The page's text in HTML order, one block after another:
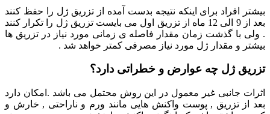
بیشتر افراد برای اینکه نتیجه بدست آمده از تزریق ژل را حفظ کنند
بعد از 9 الی 12 ماه از تزریق اول می بایست تزریق ژل را تکرار کنند
. ولی با گذشت زمان مقدار فاصله ی زمانی مورد نیاز در تزریق ها
بیشتر و مقدار ژل مورد نیاز مصرفی کمتر خواهد شد .
تزریق ژل چه عوارض و خطراتی دارد؟
اثرات جانبی غیر معمول در این روش محتمل می باشد .امکان دارد
بعد از تزریق , پوست واکنش هایی مانند ورم و ناراحتی , خارش و